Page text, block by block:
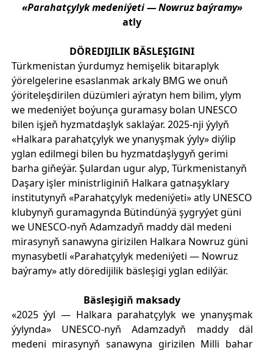
«Parahatçylyk medeniýeti — Nowruz baýramy»
atly
DÖREDIJILIK BÄSLEŞIGINI
Türkmenistan ýurdumyz hemişelik bitaraplyk
ýörelgelerine esaslanmak arkaly BMG we onuň
ýöriteleşdirilen düzümleri aýratyn hem bilim, ylym
we medeniýet boýunça guramasy bolan UNESCO
bilen işjeň hyzmatdaşlyk saklaýar. 2025-nji ýylyň
«Halkara parahatçylyk we ynanyşmak ýyly» diýlip
yglan edilmegi bilen bu hyzmatdaşlygyň gerimi
barha giňeýär. Şulardan ugur alyp, Türkmenistanyň
Daşary işler ministrliginiň Halkara gatnaşyklary
institutynyň «Parahatçylyk medeniýeti» atly UNESCO
klubynyň guramagynda Bütindünýä şygryýet güni
we UNESCO-nyň Adamzadyň maddy däl medeni
mirasynyň sanawyna girizilen Halkara Nowruz güni
mynasybetli «Parahatçylyk medeniýeti — Nowruz
baýramy» atly döredijilik bäsleşigi yglan edilýär.
Bäsleşigiň maksady
«2025 ýyl — Halkara parahatçylyk we ynanyşmak
ýylynda» UNESCO-nyň Adamzadyň maddy däl
medeni mirasynyň sanawyna girizilen Milli bahar